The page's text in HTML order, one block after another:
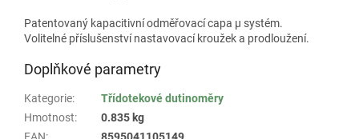
Patentovaný kapacitivní odměřovací capa µ systém.
Volitelné příslušenství nastavovací kroužek a prodloužení.
Doplňkové parametry
Kategorie:
Třídotekové dutinoměry
Hmotnost:
0.835 kg